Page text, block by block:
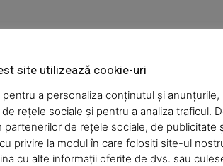
Company
About
Contact us
Cultura Economic Eveniment
Noutăţi
site utilizează cookie-uri
a personaliza conținutul și anunțurile,
rețele sociale și pentru a analiza traficul.
partenerilor de rețele sociale, de publicitate
privire la modul în care folosiți site-ul
cu alte informații oferite de dvs. sau